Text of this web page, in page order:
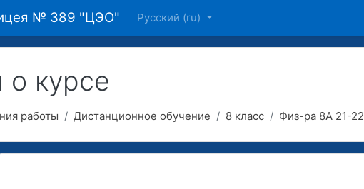
№ 389 "ЦЭО" Русский ‎(ru)‎
курсе
работы Дистанционное обучение 8 класс Физ-ра 8А 21-22